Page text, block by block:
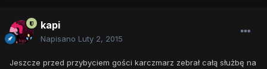
kapi
Napisano Luty 2, 2015
Jeszcze przed przybyciem gości karczmarz zebrał całą służbę na